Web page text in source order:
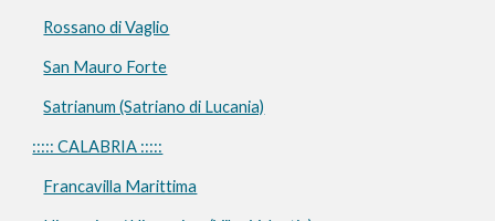
Rossano di Vaglio
San Mauro Forte
Satrianum (Satriano di Lucania)
::::: CALABRIA :::::
Francavilla Marittima